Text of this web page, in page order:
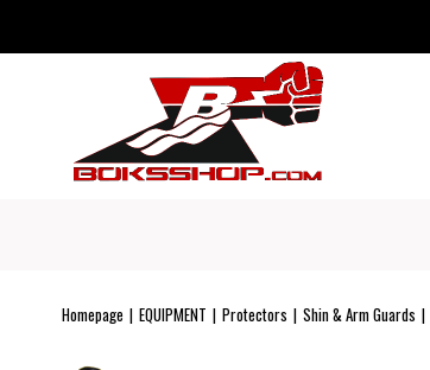
Homepage EQUIPMENT Protectors Shin & Arm Guards